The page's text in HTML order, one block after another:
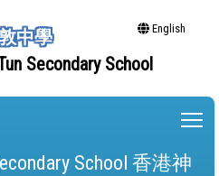
中學
Secondary School
English
School 香港神